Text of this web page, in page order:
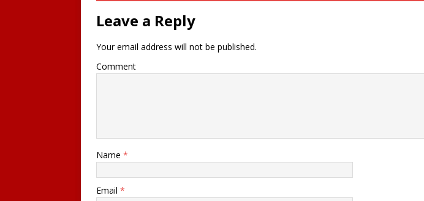
Leave a Reply
Your email address will not be published.
Comment
Name *
Email *